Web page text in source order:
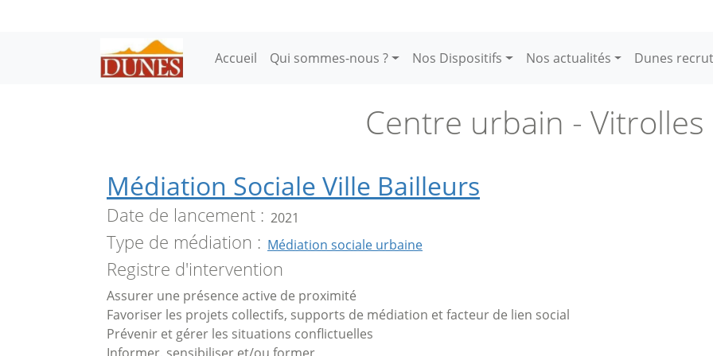
Main navigation
Accueil Qui sommes-nous ? Nos Dispositifs Nos actualités Dunes
Centre urbain - Vitrolles
Médiation Sociale Ville Bailleurs
Date de lancement 2021
Type de médiation Médiation sociale urbaine
Registre d'intervention
Assurer une présence active de proximité
Favoriser les projets collectifs, supports de médiation et facteur de lien social
Prévenir et gérer les situations conflictuelles